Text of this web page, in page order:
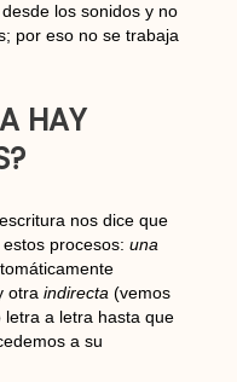
los sonidos y no
por eso no se trabaja
HAY
nos dice que
procesos: una
otra indirecta (vemos
letra a letra hasta que
a su